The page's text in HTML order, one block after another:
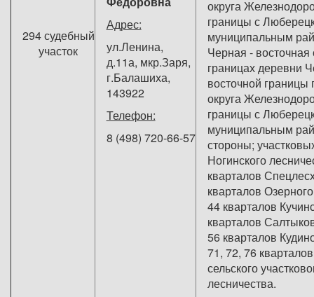
294 судебный
участок
Адрес:
ул.Ленина,
д.11а, мкр.Заря,
г.Балашиха,
143922
Телефон:
8 (498) 720-66-57
округа
границы с
муниципальным
Черная - восточная
границах деревни
восточной границы
округа
границы с
муниципальным
стороны;
Ногинского
кварталов
кварталов
44 кварталов
кварталов
56 кварталов
71, 72, 76
сельского
лесничества.